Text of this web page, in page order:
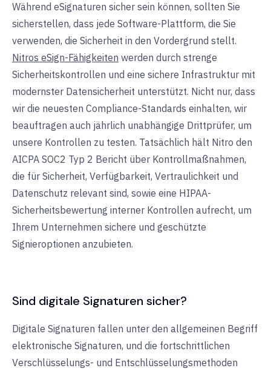
Während eSignaturen sicher sein können, sollten Sie
sicherstellen, dass jede Software-Plattform, die Sie
verwenden, die Sicherheit in den Vordergrund stellt.
Nitros eSign-Fähigkeiten werden durch strenge
Sicherheitskontrollen und eine sichere Infrastruktur mit
modernster Datensicherheit unterstützt. Nicht nur, dass
wir die neuesten Compliance-Standards einhalten, wir
beauftragen auch jährlich unabhängige Drittprüfer, um
unsere Kontrollen zu testen. Tatsächlich hält Nitro den
AICPA SOC2 Typ 2 Bericht über Kontrollmaßnahmen,
die für Sicherheit, Verfügbarkeit, Vertraulichkeit und
Datenschutz relevant sind, sowie eine HIPAA-
Sicherheitsbewertung interner Kontrollen aufrecht, um
Ihrem Unternehmen sichere und geschützte
Signieroptionen anzubieten.
Sind digitale Signaturen sicher?
Digitale Signaturen fallen unter den allgemeinen Begriff
elektronische Signaturen, und die fortschrittlichen
Verschlüsselungs- und Entschlüsselungsmethoden